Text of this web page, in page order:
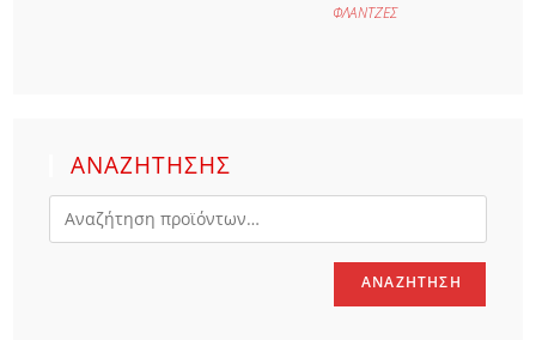
ΦΛΑΝΤΖΕΣ
ΑΝΑΖΗΤΗΣΗΣ
ΑΝΑΖΉΤΗΣΗ